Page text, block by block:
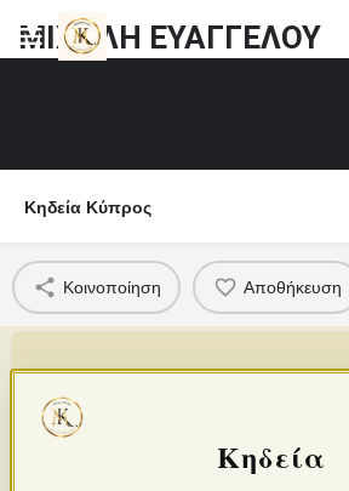
ΜΙΧΑΛΗ ΕΥΑΓΓΕΛΟΥ
Κηδεία Κύπρος
Κοινοποίηση Αποθήκευση
Κηδεία